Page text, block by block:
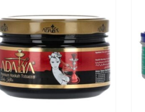
NICHT VORRÄTIG